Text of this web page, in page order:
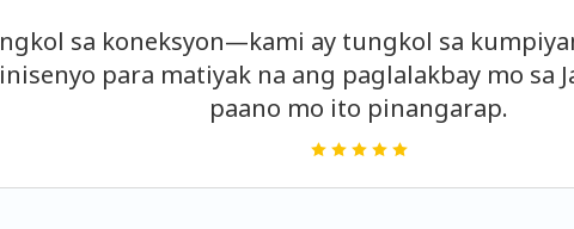
sa koneksyon—kami ay tungkol sa
para matiyak na ang paglalakbay mo sa
paano mo ito pinangarap.